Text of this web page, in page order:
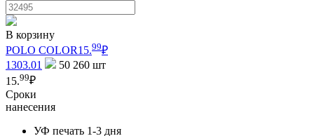
В корзину
POLO COLOR15.99₽
1303.01
50 260 шт
15.99₽
Сроки
нанесения
УФ печать 1-3 дня